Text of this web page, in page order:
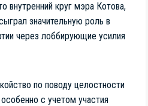
внутренний круг мэра Котова,
значительную роль в
через лоббирующие усилия
по поводу целостности
с учетом участия